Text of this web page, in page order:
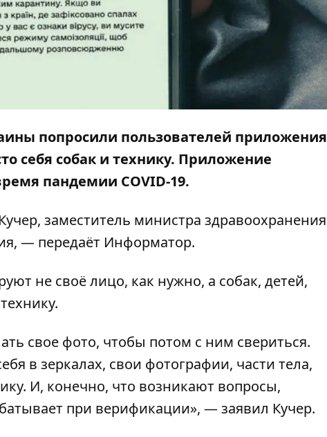
попросили пользователей приложения
себя собак и технику. Приложение
пандемии COVID-19.
заместитель министра здравоохранения
— передаёт Информатор.
не своё лицо, как нужно, а собак, детей,
свое фото, чтобы потом с ним свериться.
в зеркалах, свои фотографии, части тела,
И, конечно, что возникают вопросы,
при верификации», — заявил Кучер.